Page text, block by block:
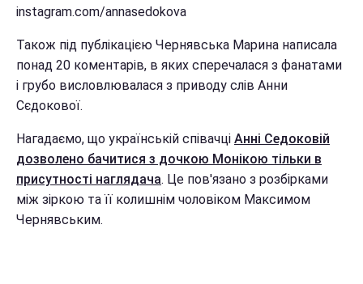
instagram.com/annasedokova
Також під публікацією Чернявська Марина написала
понад 20 коментарів, в яких сперечалася з фанатами
і грубо висловлювалася з приводу слів Анни
Сєдокової.
Нагадаємо, що українській співачці Анні Седоковій
дозволено бачитися з дочкою Монікою тільки в
присутності наглядача. Це пов'язано з розбірками
між зіркою та її колишнім чоловіком Максимом
Чернявським.